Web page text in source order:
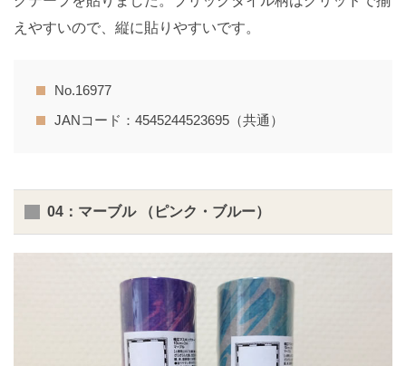
えやすいので、縦に貼りやすいです。
No.16977
JANコード：4545244523695（共通）
04：マーブル （ピンク・ブルー）